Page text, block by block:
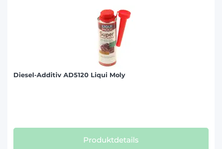
Diesel-Additiv AD5120 Liqui Moly
Produktdetails